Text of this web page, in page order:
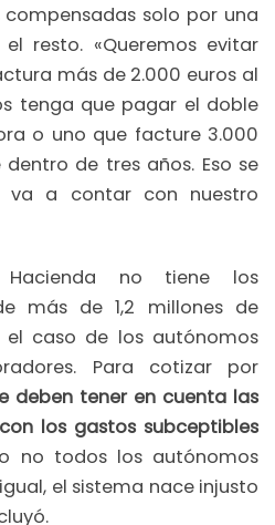
compensadas solo por una
resto. «Queremos evitar
más de 2.000 euros al
tenga que pagar el doble
o uno que facture 3.000
de tres años. Eso se
va a contar con nuestro
no tiene los
más de 1,2 millones de
caso de los autónomos
Para cotizar por
deben tener en cuenta las
los gastos subceptibles
no todos los autónomos
el sistema nace injusto